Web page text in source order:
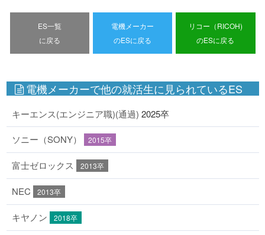
ES一覧
に戻る
電機メーカー
のESに戻る
リコー（RICOH)
のESに戻る
電機メーカーで他の就活生に見られているES
キーエンス(エンジニア職)(通過) 2025卒
ソニー（SONY） 2015卒
富士ゼロックス 2013卒
NEC 2013卒
キヤノン 2018卒